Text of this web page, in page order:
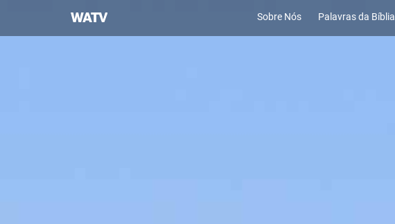
Igreja
Sobre Nós Palavras da Bíblia